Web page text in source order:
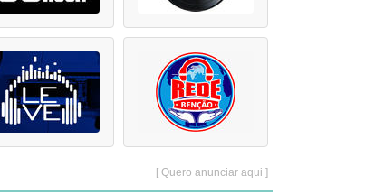
[ Quero anunciar aqui ]